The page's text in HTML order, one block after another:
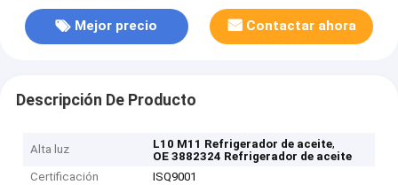
Mejor precio Contactar ahora
Descripción De Producto
Alta luz L10 M11 Refrigerador de aceite,
OE 3882324 Refrigerador de aceite
Certificación
ISQ9001